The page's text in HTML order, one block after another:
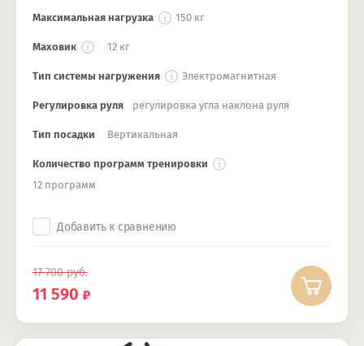
Максимальная нагрузка 150 кг
Маховик 12 кг
Тип системы нагружения Электромагнитная
Регулировка руля регулировка угла наклона руля
Тип посадки Вертикальная
Количество программ тренировки
12 программ
Добавить к сравнению
17 700руб.
11 590